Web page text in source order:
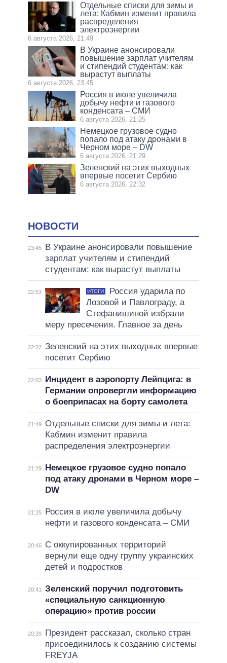
Отдельные списки для зимы и
лета: Кабмин изменит правила
распределения
электроэнергии
6 августа 2026, 21:49
В Украине анонсировали
повышение зарплат учителям
и стипендий студентам: как
вырастут выплаты
6 августа 2026, 23:45
Россия в июле увеличила
добычу нефти и газового
конденсата – СМИ
6 августа 2026, 21:25
Немецкое грузовое судно
попало под атаку дронами в
Черном море – DW
6 августа 2026, 21:29
Зеленский на этих выходных
впервые посетит Сербию
6 августа 2026, 22:32
НОВОСТИ
23:45
В Украине анонсировали повышение
зарплат учителям и стипендий
студентам: как вырастут выплаты
22:53 ИТОГИ
Россия ударила по
Лозовой и Павлограду, а
Стефанишиной избрали
меру пресечения. Главное за день
22:32 Зеленский на этих выходных впервые
посетит Сербию
22:03
Инцидент в аэропорту Лейпцига: в
Германии опровергли информацию
о боеприпасах на борту самолета
21:49 Отдельные списки для зимы и лета:
Кабмин изменит правила
распределения электроэнергии
21:29
Немецкое грузовое судно попало
под атаку дронами в Черном море –
DW
21:25
Россия в июле увеличила добычу
нефти и газового конденсата – СМИ
20:46
С оккупированных территорий
вернули еще одну группу украинских
детей и подростков
20:41
Зеленский поручил подготовить
«специальную санкционную
операцию» против россии
20:39
Президент рассказал, сколько стран
присоединилось к созданию системы
FREYJA